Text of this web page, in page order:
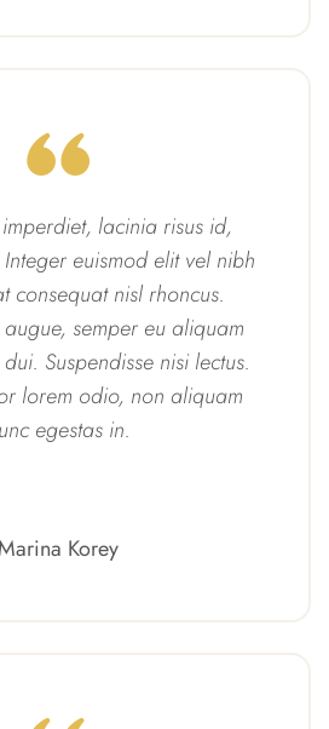
lacinia risus id,
euismod elit vel nibh
consequat nisl rhoncus.
semper eu aliquam
Suspendisse nisi lectus.
lorem odio, non aliquam
egestas in.
Korey